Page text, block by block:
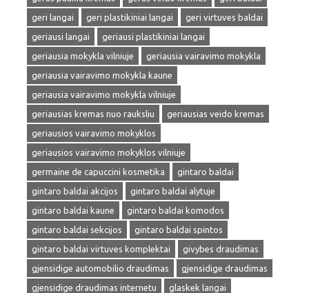
geri langai
geri plastikiniai langai
geri virtuves baldai
geriausi langai
geriausi plastikiniai langai
geriausia mokykla vilniuje
geriausia vairavimo mokykla
geriausia vairavimo mokykla kaune
geriausia vairavimo mokykla vilniuje
geriausias kremas nuo rauksliu
geriausias veido kremas
geriausios vairavimo mokyklos
geriausios vairavimo mokyklos vilniuje
germaine de capuccini kosmetika
gintaro baldai
gintaro baldai akcijos
gintaro baldai alytuje
gintaro baldai kaune
gintaro baldai komodos
gintaro baldai sekcijos
gintaro baldai spintos
gintaro baldai virtuves komplektai
givybes draudimas
gjensidige automobilio draudimas
gjensidige draudimas
gjensidige draudimas internetu
glaskek langai